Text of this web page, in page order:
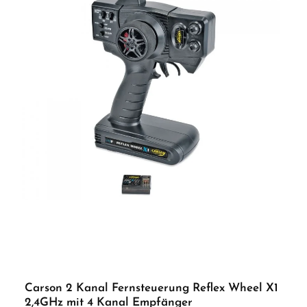
Charger Car and Radio (2in1 Ladegerät) Fahrakku NiMH 7,2 V / 3000 mAh CS-6
Empfohlenes Zubehör: Empfänger ReflexWheel 3 CT-500501533 Wasserfester
Empfänger CT-500501534 BEC Empfänger CT-500501535 Wasserfester BEC
Empfänger CT-500501536 Hochleistungsservo CS-9 CT-500502024 Carson Reflex
Wheel PRO 3 Set überzeugt auf ganzer Linie. Vorteile auf einen Blick: Stimmiges
Geschenk oder für den eigenen Fahrspaß ACHTUNG! Nicht geeignet für Kinder
unter 14 Jahren.Benutzung unter unmittelbarer Aufsicht von Erwachsenen
Carson 2 Kanal Fernsteuerung Reflex Wheel X1
2,4GHz mit 4 Kanal Empfänger